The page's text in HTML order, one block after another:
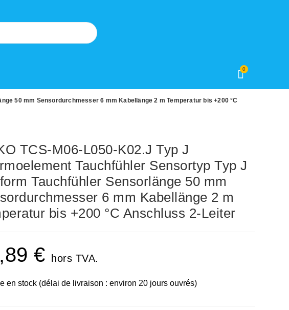
0
50 mm Sensordurchmesser 6 mm Kabellänge 2 m Temperatur bis +200 °C
TCS-M06-L050-K02.J Typ J
Tauchfühler Sensortyp Typ J
Tauchfühler Sensorlänge 50 mm
6 mm Kabellänge 2 m
bis +200 °C Anschluss 2-Leiter
€ hors TVA.
en stock (délai de livraison : environ 20 jours ouvrés)